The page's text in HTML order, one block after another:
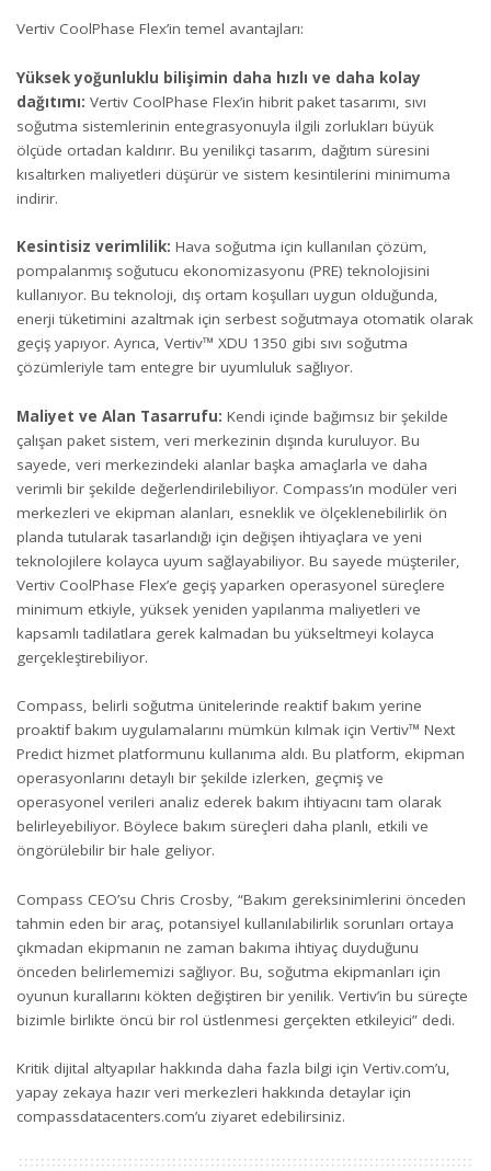
Vertiv CoolPhase Flex’in temel avantajları:
Yüksek yoğunluklu bilişimin daha hızlı ve daha kolay
dağıtımı: Vertiv CoolPhase Flex’in hibrit paket tasarımı, sıvı
soğutma sistemlerinin entegrasyonuyla ilgili zorlukları büyük
ölçüde ortadan kaldırır. Bu yenilikçi tasarım, dağıtım süresini
kısaltırken maliyetleri düşürür ve sistem kesintilerini minimuma
indirir.
Kesintisiz verimlilik: Hava soğutma için kullanılan çözüm,
pompalanmış soğutucu ekonomizasyonu (PRE) teknolojisini
kullanıyor. Bu teknoloji, dış ortam koşulları uygun olduğunda,
enerji tüketimini azaltmak için serbest soğutmaya otomatik olarak
geçiş yapıyor. Ayrıca, Vertiv™ XDU 1350 gibi sıvı soğutma
çözümleriyle tam entegre bir uyumluluk sağlıyor.
Maliyet ve Alan Tasarrufu: Kendi içinde bağımsız bir şekilde
çalışan paket sistem, veri merkezinin dışında kuruluyor. Bu
sayede, veri merkezindeki alanlar başka amaçlarla ve daha
verimli bir şekilde değerlendirilebiliyor. Compass’ın modüler veri
merkezleri ve ekipman alanları, esneklik ve ölçeklenebilirlik ön
planda tutularak tasarlandığı için değişen ihtiyaçlara ve yeni
teknolojilere kolayca uyum sağlayabiliyor. Bu sayede müşteriler,
Vertiv CoolPhase Flex’e geçiş yaparken operasyonel süreçlere
minimum etkiyle, yüksek yeniden yapılanma maliyetleri ve
kapsamlı tadilatlara gerek kalmadan bu yükseltmeyi kolayca
gerçekleştirebiliyor.
Compass, belirli soğutma ünitelerinde reaktif bakım yerine
proaktif bakım uygulamalarını mümkün kılmak için Vertiv™ Next
Predict hizmet platformunu kullanıma aldı. Bu platform, ekipman
operasyonlarını detaylı bir şekilde izlerken, geçmiş ve
operasyonel verileri analiz ederek bakım ihtiyacını tam olarak
belirleyebiliyor. Böylece bakım süreçleri daha planlı, etkili ve
öngörülebilir bir hale geliyor.
Compass CEO’su Chris Crosby, “Bakım gereksinimlerini önceden
tahmin eden bir araç, potansiyel kullanılabilirlik sorunları ortaya
çıkmadan ekipmanın ne zaman bakıma ihtiyaç duyduğunu
önceden belirlememizi sağlıyor. Bu, soğutma ekipmanları için
oyunun kurallarını kökten değiştiren bir yenilik. Vertiv’in bu süreçte
bizimle birlikte öncü bir rol üstlenmesi gerçekten etkileyici” dedi.
Kritik dijital altyapılar hakkında daha fazla bilgi için Vertiv.com’u,
yapay zekaya hazır veri merkezleri hakkında detaylar için
compassdatacenters.com’u ziyaret edebilirsiniz.